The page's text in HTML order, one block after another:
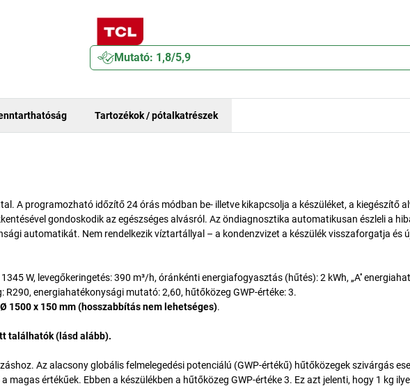
Mutató: 1,8/5,9
Tartozékok / pótalkatrészek
A programozható időzítő 24 órás módban be- illetve kikapcsolja a készüléket, a kiegészítő
gondoskodik az egészséges alvásról. Az öndiagnosztika automatikusan észleli a
automatikát. Nem rendelkezik víztartállyal – a kondenzvizet a készülék visszaforgatja és
W, levegőkeringetés: 390 m³/h, óránkénti energiafogyasztás (hűtés): 2 kWh, „A''
energiahatékonysági mutató: 2,60, hűtőközeg GWP-értéke: 3.
1500 x 150 mm (hosszabbítás nem lehetséges).
találhatók (lásd alább).
Az alacsony globális felmelegedési potenciálú (GWP-értékű) hűtőközegek szivárgás
magas értékűek. Ebben a készülékben a hűtőközeg GWP-értéke 3. Ez azt jelenti, hogy 1 kg